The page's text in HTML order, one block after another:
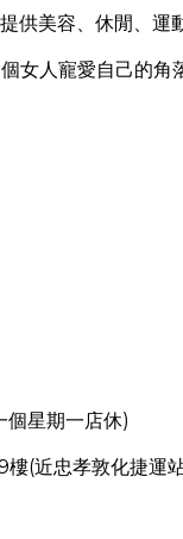
供美容、休閒、運
女人寵愛自己的角
個星期一店休)
樓(近忠孝敦化捷運